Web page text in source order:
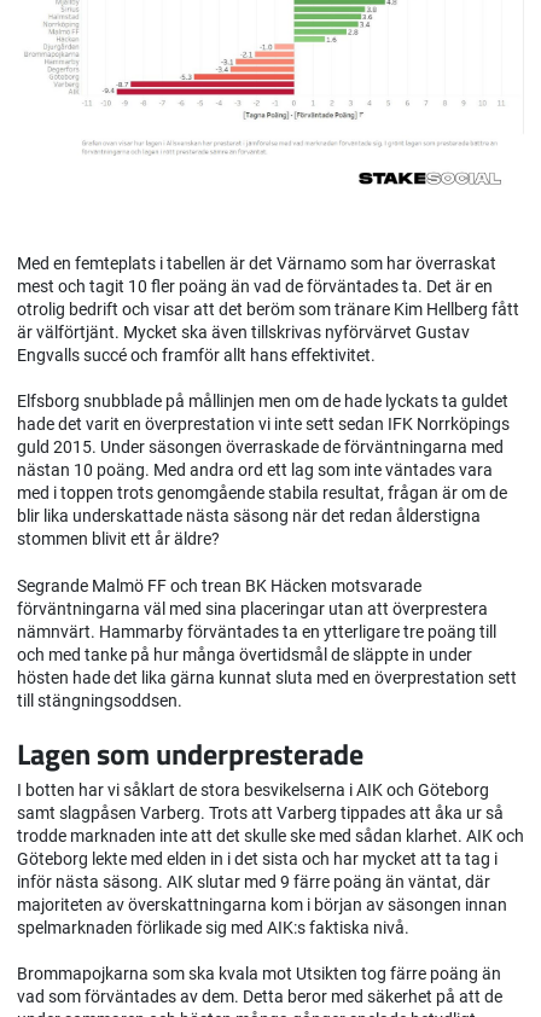
Med en femteplats i tabellen är det Värnamo som har överraskat
mest och tagit 10 fler poäng än vad de förväntades ta. Det är en
otrolig bedrift och visar att det beröm som tränare Kim Hellberg fått
är välförtjänt. Mycket ska även tillskrivas nyförvärvet Gustav
Engvalls succé och framför allt hans effektivitet.
Elfsborg snubblade på mållinjen men om de hade lyckats ta guldet
hade det varit en överprestation vi inte sett sedan IFK Norrköpings
guld 2015. Under säsongen överraskade de förväntningarna med
nästan 10 poäng. Med andra ord ett lag som inte väntades vara
med i toppen trots genomgående stabila resultat, frågan är om de
blir lika underskattade nästa säsong när det redan ålderstigna
stommen blivit ett år äldre?
Segrande Malmö FF och trean BK Häcken motsvarade
förväntningarna väl med sina placeringar utan att överprestera
nämnvärt. Hammarby förväntades ta en ytterligare tre poäng till
och med tanke på hur många övertidsmål de släppte in under
hösten hade det lika gärna kunnat sluta med en överprestation sett
till stängningsoddsen.
Lagen som underpresterade
I botten har vi såklart de stora besvikelserna i AIK och Göteborg
samt slagpåsen Varberg. Trots att Varberg tippades att åka ur så
trodde marknaden inte att det skulle ske med sådan klarhet. AIK och
Göteborg lekte med elden in i det sista och har mycket att ta tag i
inför nästa säsong. AIK slutar med 9 färre poäng än väntat, där
majoriteten av överskattningarna kom i början av säsongen innan
spelmarknaden förlikade sig med AIK:s faktiska nivå.
Brommapojkarna som ska kvala mot Utsikten tog färre poäng än
vad som förväntades av dem. Detta beror med säkerhet på att de